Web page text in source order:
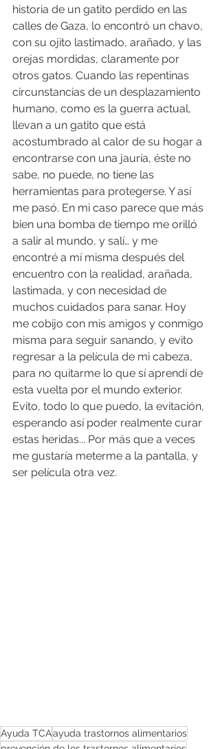
historia de un gatito perdido en las
calles de Gaza, lo encontró un chavo,
con su ojito lastimado, arañado, y las
orejas mordidas, claramente por
otros gatos. Cuando las repentinas
circunstancias de un desplazamiento
humano, como es la guerra actual,
llevan a un gatito que está
acostumbrado al calor de su hogar a
encontrarse con una jauría, éste no
sabe, no puede, no tiene las
herramientas para protegerse. Y así
me pasó. En mi caso parece que más
bien una bomba de tiempo me orilló
a salir al mundo, y salí… y me
encontré a mí misma después del
encuentro con la realidad, arañada,
lastimada, y con necesidad de
muchos cuidados para sanar. Hoy
me cobijo con mis amigos y conmigo
misma para seguir sanando, y evito
regresar a la película de mi cabeza,
para no quitarme lo que sí aprendí de
esta vuelta por el mundo exterior.
Evito, todo lo que puedo, la evitación,
esperando así poder realmente curar
estas heridas... Por más que a veces
me gustaría meterme a la pantalla, y
ser película otra vez.
Ayuda TCAayuda trastornos alimentarios